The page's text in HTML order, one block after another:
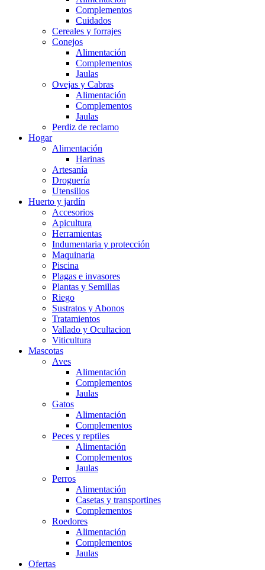
Complementos
Cuidados
Cereales y forrajes
Conejos
Alimentación
Complementos
Jaulas
Ovejas y Cabras
Alimentación
Complementos
Jaulas
Perdiz de reclamo
Hogar
Alimentación
Harinas
Artesanía
Droguería
Utensilios
Huerto y jardín
Accesorios
Apicultura
Herramientas
Indumentaria y protección
Maquinaria
Piscina
Plagas e invasores
Plantas y Semillas
Riego
Sustratos y Abonos
Tratamientos
Vallado y Ocultacion
Viticultura
Mascotas
Aves
Alimentación
Complementos
Jaulas
Gatos
Alimentación
Complementos
Peces y reptiles
Alimentación
Complementos
Jaulas
Perros
Alimentación
Casetas y transportines
Complementos
Roedores
Alimentación
Complementos
Jaulas
Ofertas